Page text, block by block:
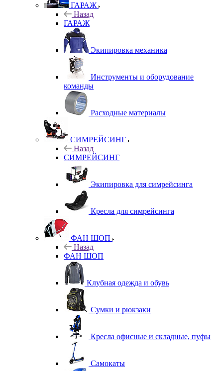
ГАРАЖ
Назад
ГАРАЖ
Экипировка механика
Инструменты и оборудование
команды
Расходные материалы
СИМРЕЙСИНГ
Назад
СИМРЕЙСИНГ
Экипировка для симрейсинга
Кресла для симрейсинга
ФАН ШОП
Назад
ФАН ШОП
Клубная одежда и обувь
Сумки и рюкзаки
Кресла офисные и складные, пуфы
Самокаты